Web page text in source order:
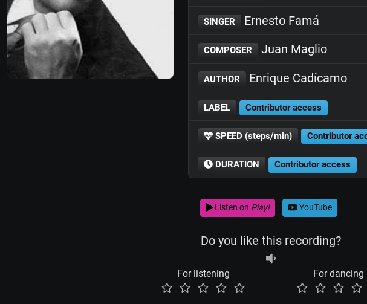
SINGER Ernesto Famá
COMPOSER Juan Maglio
AUTHOR Enrique Cadícamo
LABEL Contributor access
SPEED (steps/min) Contributor
DURATION Contributor access
Listen on Play! YouTube
Do you like this recording?
For listening For dancing